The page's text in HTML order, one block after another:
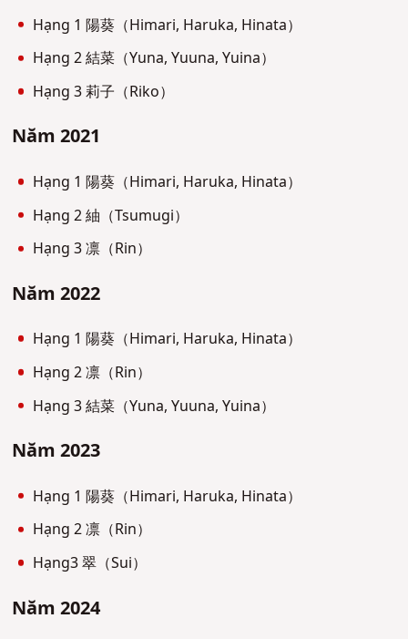
Hạng 1 陽葵（Himari, Haruka, Hinata）
Hạng 2 結菜（Yuna, Yuuna, Yuina）
Hạng 3 莉子（Riko）
Năm 2021
Hạng 1 陽葵（Himari, Haruka, Hinata）
Hạng 2 紬（Tsumugi）
Hạng 3 凛（Rin）
Năm 2022
Hạng 1 陽葵（Himari, Haruka, Hinata）
Hạng 2 凛（Rin）
Hạng 3 結菜（Yuna, Yuuna, Yuina）
Năm 2023
Hạng 1 陽葵（Himari, Haruka, Hinata）
Hạng 2 凛（Rin）
Hạng3 翠（Sui）
Năm 2024